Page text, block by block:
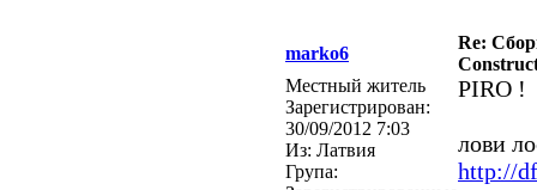
marko6
Re:
Местный житель
Зарегистрирован:
30/09/2012 7:03
Из: Латвия
Група:
PIRO !
лови
http://